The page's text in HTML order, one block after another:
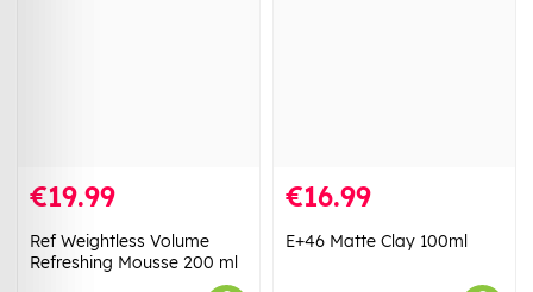
€19.99
Ref Weightless Volume
Refreshing Mousse 200 ml
€16.99
E+46 Matte Clay 100ml